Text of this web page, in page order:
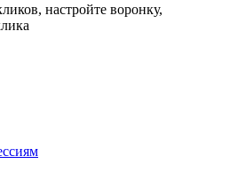
настройте воронку,